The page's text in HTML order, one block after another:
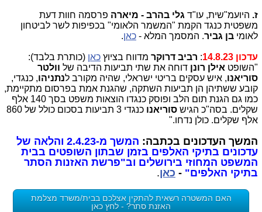
ז. היועמ"שית, עו"ד גלי בהרב - מיארה פרסמה חוות דעת
משפטית כנגד הקמת "המשמר הלאומי" בכפיפות לשר לביטחון
לאומי בן גביר. המסמך המלא - כאן.
עדכון 14.8.23 : רביב דרוקר מדווח בציוץ כאן (כותרת בלבד):
"השופט אילן רונן דוחה את שתי תביעות הדיבה של וולטר
סוריאנו, איש עסקים בריטי ישראלי, שהיה מקורב לנתניהו, כנגדי,
קובע ששתיהן הן תביעות השתקה, שהגנת אמת בפרסום מתקיימת,
כמו גם הגנת תום הלב ופוסק כנגדו הוצאות משפט בסך 140 אלף
שקלים. בסה"כ הגיש סוריאנו
כנגדי 3 תביעות בסכום כולל של 860
אלף שקלים. כולן נדחו."
המשך העדכונים בכתבה:
המשך מ-2.4.23 והלאה של
עדכונים בתיקי האלפים בזמן שבתון השופטים בבית
המשפט המחוזי בירושלים וב"פרשת האזנות הסתר
בתיקי האלפים" - כאן.
האם המשטרה רשאית להתקין אצלכם בבית/משרד מצלמת
האזנת סתר? - לחץ כאן